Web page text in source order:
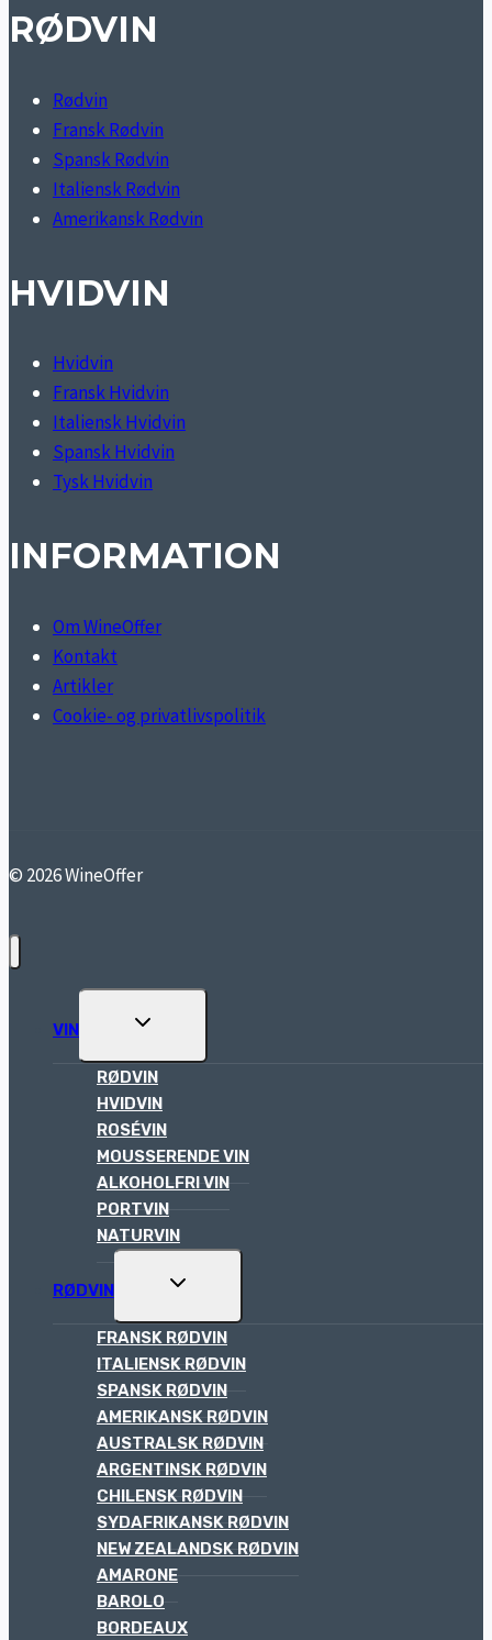
RØDVIN
Rødvin
Fransk Rødvin
Spansk Rødvin
Italiensk Rødvin
Amerikansk Rødvin
HVIDVIN
Hvidvin
Fransk Hvidvin
Italiensk Hvidvin
Spansk Hvidvin
Tysk Hvidvin
INFORMATION
Om WineOffer
Kontakt
Artikler
Cookie- og privatlivspolitik
© 2026 WineOffer
VIN
TOGGLE
MENU
RØDVIN
HVIDVIN
ROSÉVIN
MOUSSERENDE VIN
ALKOHOLFRI VIN
PORTVIN
NATURVIN
RØDVIN
TOGGLE
MENU
FRANSK RØDVIN
ITALIENSK RØDVIN
SPANSK RØDVIN
AMERIKANSK RØDVIN
AUSTRALSK RØDVIN
ARGENTINSK RØDVIN
CHILENSK RØDVIN
SYDAFRIKANSK RØDVIN
NEW ZEALANDSK RØDVIN
AMARONE
BAROLO
BORDEAUX